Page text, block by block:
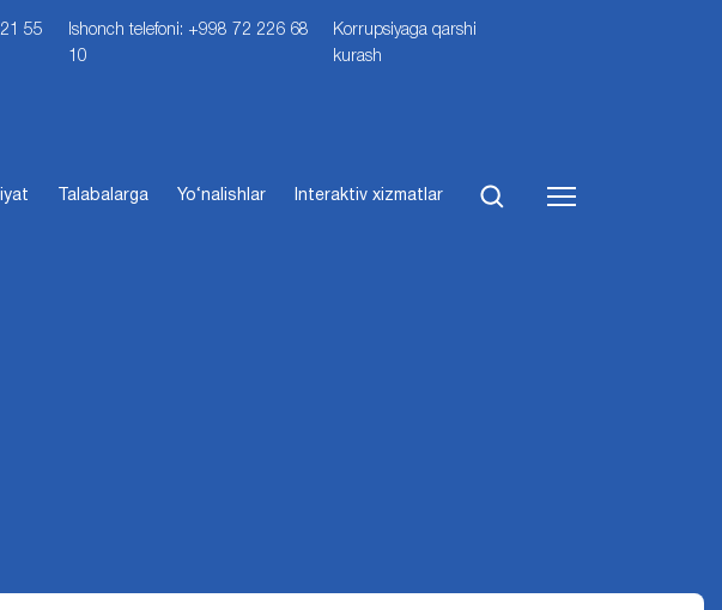
55
Ishonch telefoni: +998 72 226 68
10
Korrupsiyaga qarshi
kurash
Talabalarga Yo‘nalishlar Interaktiv xizmatlar